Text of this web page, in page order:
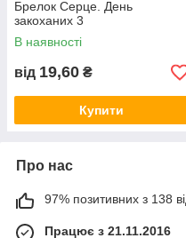
Брелок Серце. День
закоханих 3
В наявності
від 19,60 ₴
Купити
Про нас
97% позитивних з 138
Працює з 21.11.2016